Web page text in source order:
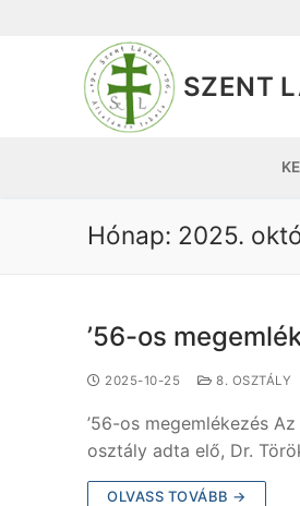
SZENT
Hónap: 2025.
’56-os
2025-10-25 8. OSZTÁLY
’56-os megemlékezés
osztály adta elő, Dr.
OLVASS TOVÁBB →